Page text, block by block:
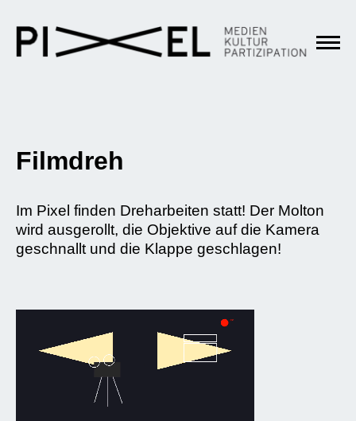
Filmdreh
Im Pixel finden Dreharbeiten statt! Der Molton
wird ausgerollt, die Objektive auf die Kamera
geschnallt und die Klappe geschlagen!